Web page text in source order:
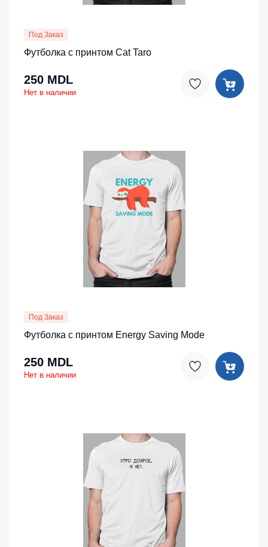
Под Заказ
Футболка с принтом Cat Taro
250 MDL
Нет в наличии
Под Заказ
Футболка с принтом Energy Saving Mode
250 MDL
Нет в наличии